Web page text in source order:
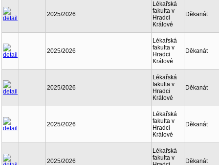
2025/2026
Lékařská
fakulta v
Hradci
Králové
Děkanát
2025/2026
Lékařská
fakulta v
Hradci
Králové
Děkanát
2025/2026
Lékařská
fakulta v
Hradci
Králové
Děkanát
2025/2026
Lékařská
fakulta v
Hradci
Králové
Děkanát
2025/2026
Lékařská
fakulta v
Děkanát